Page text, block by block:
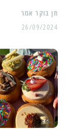
26/09/2024